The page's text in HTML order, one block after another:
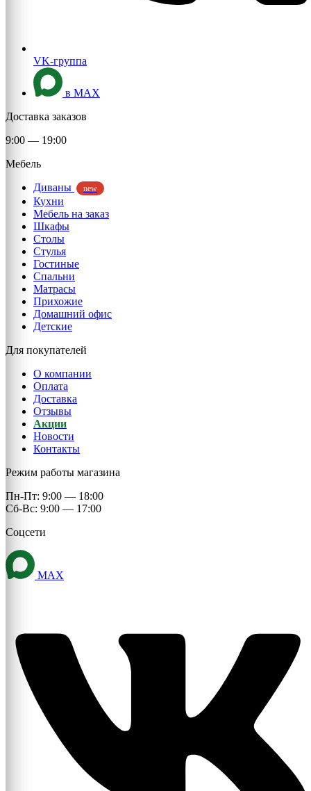
VK-группа
в MAX
Доставка заказов
9:00 — 19:00
Мебель
Диваны
new
Кухни
Мебель на заказ
Шкафы
Столы
Стулья
Гостиные
Спальни
Матрасы
Прихожие
Домашний офис
Детские
Для покупателей
О компании
Оплата
Доставка
Отзывы
Акции
Новости
Контакты
Режим работы магазина
Пн-Пт: 9:00 — 18:00
Сб-Вс: 9:00 — 17:00
Соцсети
MAX